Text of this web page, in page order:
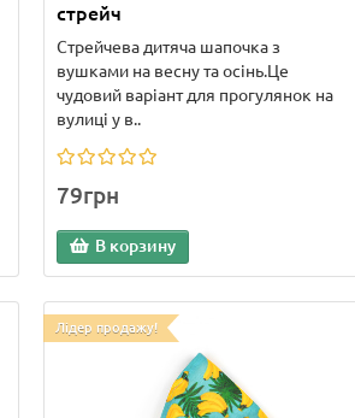
стрейч
Стрейчева дитяча шапочка з
вушками на весну та осінь.Це
чудовий варіант для прогулянок на
вулиці у в..
79грн
В корзину
Лідер продажу!